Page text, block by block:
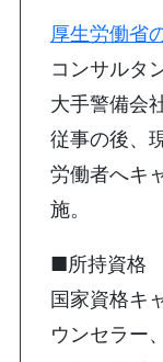
厚生労働省
コンサルタ
大手警備会
従事の後、
労働者へキ
施。
■所持資格
国家資格キ
ウンセラー